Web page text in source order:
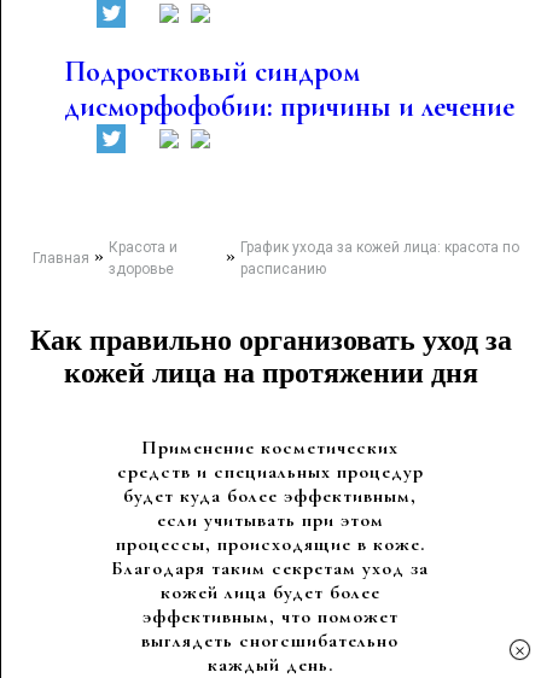
Подростковый синдром
дисморфофобии: причины и лечение
Главная » Красота и
здоровье
» График ухода за кожей лица: красота по
расписанию
Как правильно организовать уход за
кожей лица на протяжении дня
Применение косметических
средств и специальных процедур
будет куда более эффективным,
если учитывать при этом
процессы, происходящие в коже.
Благодаря таким секретам уход за
кожей лица будет более
эффективным, что поможет
выглядеть сногсшибательно
каждый день.
×